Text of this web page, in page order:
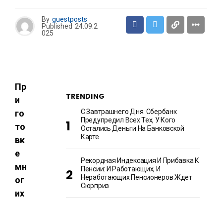
By guestposts
Published 24.09.2
025
Пр
и
го
то
вк
е
мн
ог
их
TRENDING
С Завтрашнего Дня. Сбербанк
Предупредил Всех Тех, У Кого
Остались Деньги На Банковской
Карте
Рекордная Индексация И Прибавка К
Пенсии: И Работающих, И
Неработающих Пенсионеров Ждет
Сюрприз